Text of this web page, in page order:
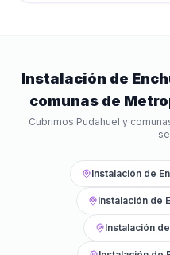
Instalación de
comunas de
Cubrimos Pudahuel y
Instalación de
Instalación de
Instalación